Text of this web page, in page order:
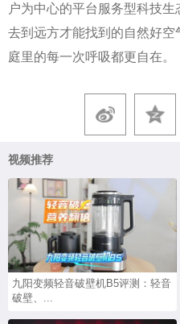
户为中心的平台服务型科技
去到远方才能找到的自然好
庭里的每一次呼吸都更自在。
视频推荐
九阳变频轻音破壁机B5评测：轻音
破壁、...